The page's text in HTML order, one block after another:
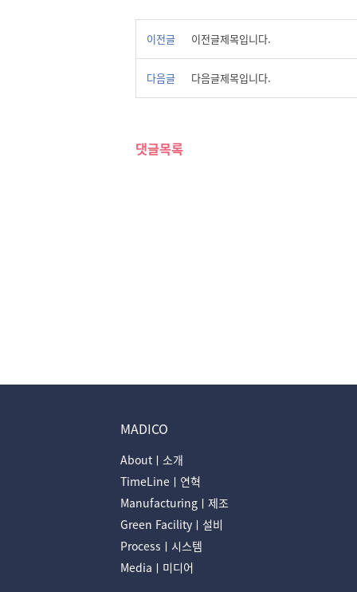
이전글 이전글제목입니다.
다음글 다음글제목입니다.
댓글목록
MADICO
Aboutㅣ소개
TimeLineㅣ연혁
Manufacturingㅣ제조
Green Facilityㅣ설비
Processㅣ시스템
Mediaㅣ미디어